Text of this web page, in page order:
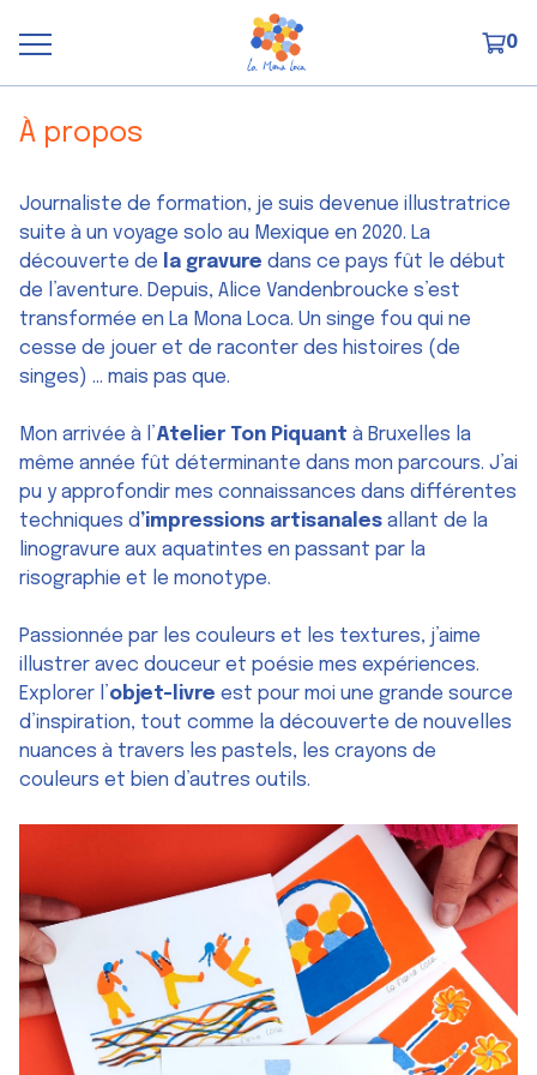
0
À propos
Journaliste de formation, je suis devenue illustratrice
suite à un voyage solo au Mexique en 2020. La
découverte de
la gravure dans ce pays fût le début
de l’aventure. Depuis, Alice Vandenbroucke s’est
transformée en La Mona Loca. Un singe fou qui ne
cesse de jouer et de raconter des histoires (de
singes) ... mais pas que.
Mon arrivée à l’Atelier Ton Piquant à Bruxelles la
même année fût déterminante dans mon parcours. J’ai
pu y approfondir mes connaissances dans différentes
techniques d’impressions artisanales allant de la
linogravure aux aquatintes en passant par la
risographie et le monotype.
Passionnée par les couleurs et les textures, j’aime
illustrer avec douceur et poésie mes expériences.
Explorer l’objet-livre est pour moi une grande source
d’inspiration, tout comme la découverte de nouvelles
nuances à travers les pastels, les crayons de
couleurs et bien d’autres outils.